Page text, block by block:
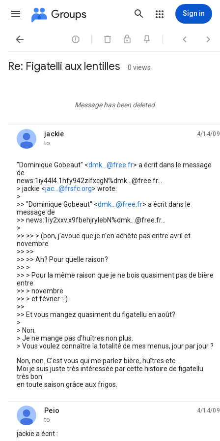
Groups Sign in
   
Re: Figatelli aux lentilles 0 views
Message has been deleted
jackie
unread,
4/14/09
to
"Dominique Gobeaut" <dmk...@free.fr> a écrit dans le message
de
news:1iy44l4.1hfy942zlfxcgN%dmk...@free.fr...
> jackie <jac...@frsfc.org> wrote:
>
>> "Dominique Gobeaut" <dmk...@free.fr> a écrit dans le
message de
>> news:1iy2xxv.x9fbehjrylebN%dmk...@free.fr...
>
>> >> > (bon, j'avoue que je n'en achète pas entre avril et
novembre
>> >>
>> >> Ah? Pour quelle raison?
>> >
>> > Pour la même raison que je ne bois quasiment pas de bière
entre
>> > novembre
>> > et février :-)
>>
>> Et vous mangez quasiment du figatellu en août?
>
> Non.
> Je ne mange pas d'huîtres non plus.
> Vous voulez connaître la totalité de mes menus, jour par jour ?
Non, non. C'est vous qui me parlez bière, huîtres etc.
Moi je suis juste très intéressée par cette histoire de figatellu
très bon
en toute saison grâce aux frigos.
Peio
unread,
4/14/09
to
jackie a écrit :